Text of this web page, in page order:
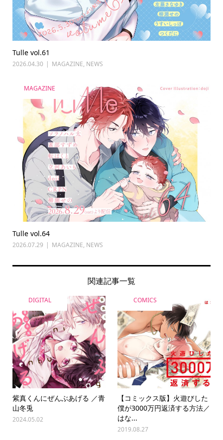
Tulle vol.61
2026.04.30 MAGAZINE, NEWS
MAGAZINE
Tulle vol.64
2026.07.29 MAGAZINE, NEWS
関連記事一覧
DIGITAL
紫真くんにぜんぶあげる ／青
山冬兎
2024.05.02
COMICS
【コミックス版】火遊びした
僕が3000万円返済する方法／
はな...
2019.08.27